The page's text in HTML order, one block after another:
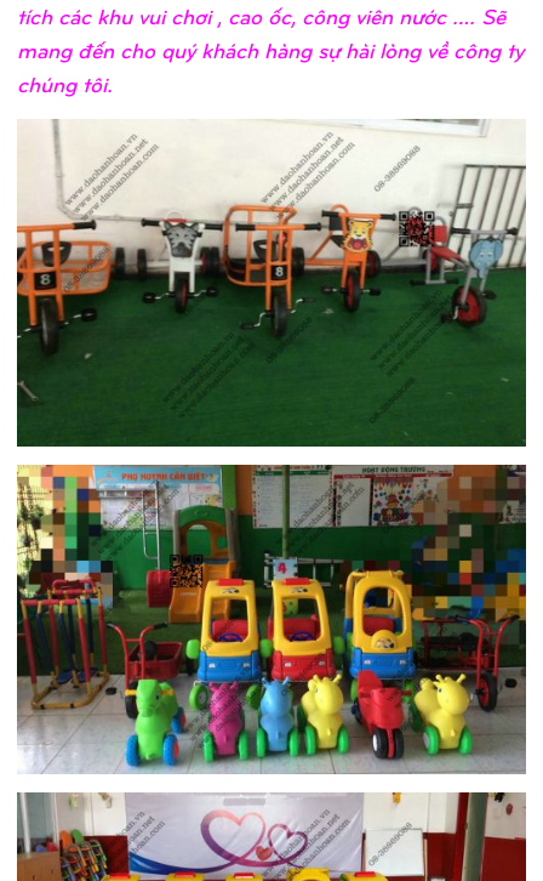
tích các khu vui chơi , cao ốc, công viên nước …. Sẽ
mang đến cho quý khách hàng sự hài lòng về công ty
chúng tôi.